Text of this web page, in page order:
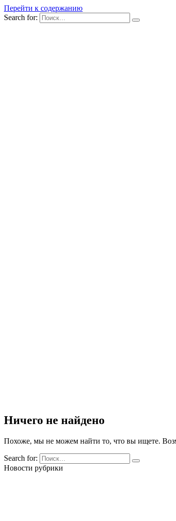
Перейти к содержанию
Search for:
Ничего не найдено
Похоже, мы не можем найти то, что вы ищете.
Search for:
Новости рубрики